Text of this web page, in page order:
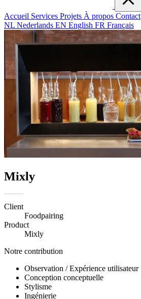
Accueil Services Projets À propos Contact
NL Nederlands EN English FR Français
Mixly
Client
Foodpairing
Product
Mixly
Notre contribution
Observation / Expérience utilisateur
Conception conceptuelle
Stylisme
Ingénierie